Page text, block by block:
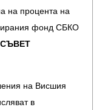
на процента на
фонд СБКО
на Висшия
в